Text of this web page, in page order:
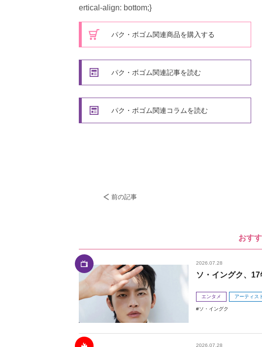
ertical-align: bottom;}
パク・ボゴム関連商品を購入する
パク・ボゴム関連記事を読む
パク・ボゴム関連コラムを読む
前の記事
おす
2026.07.28
ソ・イングク、
エンタメ アーティス
ソ・イングク
2026.07.28